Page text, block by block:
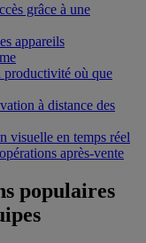
grâce à une
appareils
productivité où que
à distance des
visuelle en temps réel
après-vente
populaires